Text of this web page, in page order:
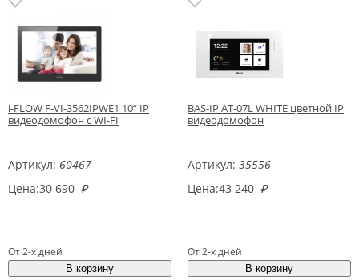
i-FLOW F-VI-3562IPWE1 10“ IP
видеодомофон с WI-FI
Артикул: 60467
Цена:30 690 ₽
От 2-х дней
BAS-IP AT-07L WHITE цветной IP
видеодомофон
Артикул: 35556
Цена:43 240 ₽
От 2-х дней